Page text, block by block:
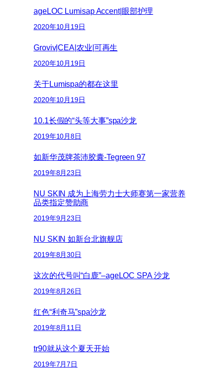
ageLOC Lumisap Accent|眼部护理
2020年10月19日
Groviv|CEA|农业|可再生
2020年10月19日
关于Lumispa的都在这里
2020年10月19日
10.1长假的“头等大事”spa沙龙
2019年10月8日
如新华茂牌茶沛胶囊-Tegreen 97
2019年8月23日
NU SKIN 成为上海劳力士大师赛第一家营养
品类指定赞助商
2019年9月23日
NU SKIN 如新台北旗舰店
2019年8月30日
这次的代号叫“白鹿”–ageLOC SPA 沙龙
2019年8月26日
红色“利奇马”spa沙龙
2019年8月11日
tr90就从这个夏天开始
2019年7月7日